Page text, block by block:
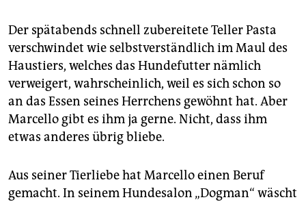
Der spätabends schnell zubereitete Teller Pasta
verschwindet wie selbstverständlich im Maul des
Haustiers, welches das Hundefutter nämlich
verweigert, wahrscheinlich, weil es sich schon so
an das Essen seines Herrchens gewöhnt hat. Aber
Marcello gibt es ihm ja gerne. Nicht, dass ihm
etwas anderes übrig bliebe.
Aus seiner Tierliebe hat Marcello einen Beruf
gemacht. In seinem Hundesalon „Dogman“ wäscht